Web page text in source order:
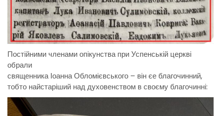
Постійними членами опікунства при Успенській церкві
обрали
священника Іоанна Обломієвського – він єе благочинний,
тобто найстаріший над духовенством в своєму благочинні: